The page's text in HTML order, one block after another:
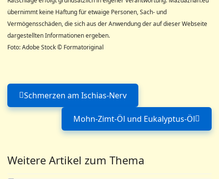
übernimmt keine Haftung für etwaige Personen, Sach- und
Vermögensschäden, die sich aus der Anwendung der auf dieser Webseite
dargestellten Informationen ergeben.
Foto: Adobe Stock © Formatoriginal
Vorheriger Beitrag: Schmerzen am
Schmerzen am Ischias-Nerv
Nächster Beitrag:
Mohn-Zimt-Öl und Eukalyptus-Öl
Weitere Artikel zum Thema